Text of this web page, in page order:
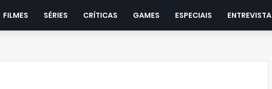
FILMES SÉRIES CRÍTICAS GAMES ESPECIAIS ENTREVISTA